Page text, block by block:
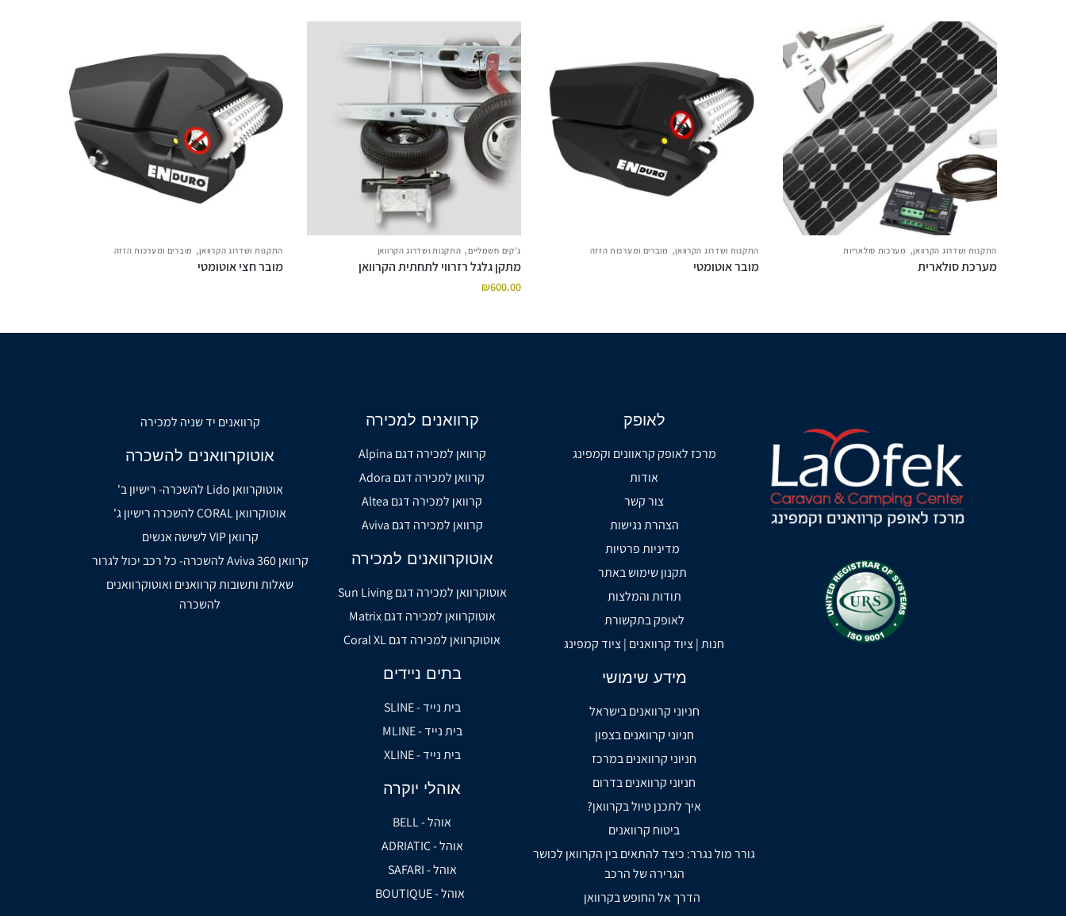
התקנות ושדרוג הקרוואן, מערכות סולאריות
מערכת סולארית
התקנות ושדרוג הקרוואן, מוברים ומערכות הזזה
מובר אוטומטי
ג'קים חשמליים, התקנות ושדרוג הקרוואן
מתקן גלגל רזרווי לתחתית הקרוואן
₪600.00
התקנות ושדרוג הקרוואן, מוברים ומערכות הזזה
מובר חצי אוטומטי
לאופק
מרכז לאופק קראוונים וקמפינג
אודות
צור קשר
הצהרת נגישות
מדיניות פרטיות
תקנון שימוש באתר
תודות והמלצות
לאופק בתקשורת
חנות | ציוד קרוואנים | ציוד קמפינג
מידע שימושי
חניוני קרוואנים בישראל
חניוני קרוואנים בצפון
חניוני קרוואנים במרכז
חניוני קרוואנים בדרום
איך לתכנן טיול בקרוואן?
ביטוח קרוואנים
גורר מול נגרר: כיצד להתאים בין הקרוואן לכושר
הגרירה של הרכב
הדרך אל החופש בקרוואן
קרוואנים למכירה
קרוואן למכירה דגם Alpina
קרוואן למכירה דגם Adora
קרוואן למכירה דגם Altea
קרוואן למכירה דגם Aviva
אוטוקרוואנים למכירה
אוטוקרוואן למכירה דגם Sun Living
אוטוקרוואן למכירה דגם Matrix
אוטוקרוואן למכירה דגם Coral XL
בתים ניידים
בית נייד - SLINE
בית נייד - MLINE
בית נייד - XLINE
אוהלי יוקרה
אוהל - BELL
אוהל - ADRIATIC
אוהל - SAFARI
אוהל - BOUTIQUE
קרוואנים יד שניה למכירה
אוטוקרוואנים להשכרה
אוטוקרוואן Lido להשכרה- רישיון ב'
אוטוקרוואן CORAL להשכרה רישיון ג'
קרוואן VIP לשישה אנשים
קרוואן Aviva 360 להשכרה- כל רכב יכול לגרור
שאלות ותשובות קרוואנים ואוטוקרוואנים
להשכרה